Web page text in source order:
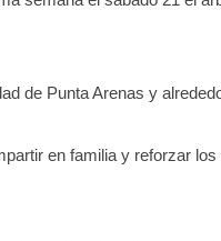
de Punta Arenas y
en familia y reforzar los